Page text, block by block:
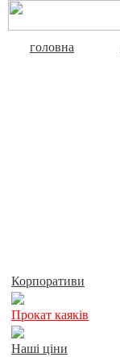
головна
Корпоративи
Прокат каяків
Наші ціни